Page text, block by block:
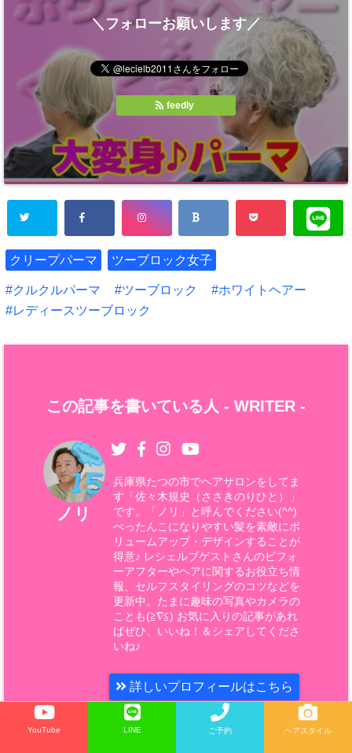
＼フォローお願いします／
feedly
クリープパーマ ツーブロック女子
クルクルパーマ ツーブロック
ホワイトヘアー
レディースツーブロック
この記事を書いている人 - WRITER -
ノリ
兵庫県たつの市でヘアサロンをしてま
す「佐々木規史（ささきのりひと）」
です。「ノリ」と呼んでください(^^)
ぺったんこになりやすい髪を素敵にボ
リュームアップ・デザインすることが
得意♪ レシェルブゲストさんのビフォ
ーアフターやヘアに関するお役立ち情
報、セルフスタイリングのコツなどを
更新中。たまに趣味の写真やカメラの
ことも(≧∇≦) お気に入りの記事があれ
ばぜひ、いいね！＆シェアしてくださ
いね♪
詳しいプロフィールはこちら
YouTube LINE ご予約 ヘアスタイル